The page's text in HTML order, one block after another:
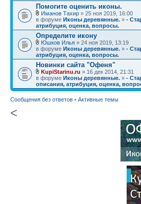
Помогите оценить иконы.
Иманов Тахир » 25 ноя 2019, 16:00
в форуме Иконы деревянные. » -
атрибуция, оценка, вопросы.
Определите икону
Юшков Илья » 24 ноя 2019, 13:19
в форуме Иконы деревянные. » -
атрибуция, оценка, вопросы.
Новинки сайта "Офеня"
KupiStarinu.ru » 16 дек 2014, 21:31
в форуме Иконы деревянные. » -
описания, атрибуция, оценка,
Сообщения без ответов • Активные темы
<